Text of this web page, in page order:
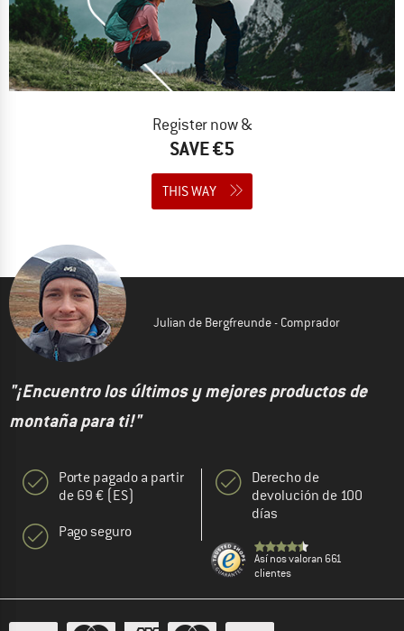
Register now &
SAVE €5
THIS WAY
Julian de Bergfreunde - Comprador
"¡Encuentro los últimos y mejores productos de
montaña para ti!"
Porte pagado a partir
de 69 € (ES)
Pago seguro
Derecho de
devolución de 100
días
Así nos valoran 661
clientes